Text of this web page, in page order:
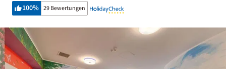
100% 29 Bewertungen